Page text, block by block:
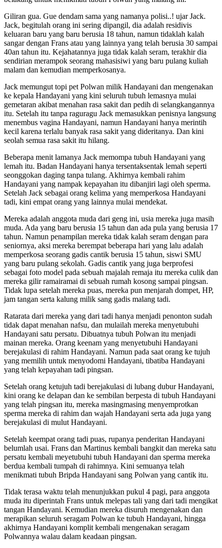
Giliran gua. Gue dendam sama yang namanya polisi..! ujar Jack.
Jack, begitulah orang ini sering dipangil, dia adalah residivis
keluaran baru yang baru berusia 18 tahun, namun tidaklah kalah
sangar dengan Frans atau yang lainnya yang telah berusia 30 sampai
40an tahun itu. Kejahatannya juga tidak kalah seram, terakhir dia
sendirian merampok seorang mahasisiwi yang baru pulang kuliah
malam dan kemudian memperkosanya.
Jack memungut topi pet Polwan milik Handayani dan mengenakan
ke kepala Handayani yang kini seluruh tubuh lemasnya mulai
gemetaran akibat menahan rasa sakit dan pedih di selangkangannya
itu. Setelah itu tanpa raguragu Jack memasukkan penisnya langsung
menembus vagina Handayani, namun Handayani hanya merintih
kecil karena terlalu banyak rasa sakit yang dideritanya. Dan kini
seolah semua rasa sakit itu hilang.
Beberapa menit lamanya Jack memompa tubuh Handayani yang
lemah itu. Badan Handayani hanya tersentaksentak lemah seperti
seonggokan daging tanpa tulang. Akhirnya kembali rahim
Handayani yang nampak kepayahan itu dibanjiri lagi oleh sperma.
Setelah Jack sebagai orang kelima yang memperkosa Handayani
tadi, kini empat orang yang lainnya mulai mendekat.
Mereka adalah anggota muda dari geng ini, usia mereka juga masih
muda. Ada yang baru berusia 15 tahun dan ada pula yang berusia 17
tahun. Namun penampilan mereka tidak kalah seram dengan para
seniornya, aksi mereka berempat beberapa hari yang lalu adalah
memperkosa seorang gadis cantik berusia 15 tahun, siswi SMU
yang baru pulang sekolah. Gadis cantik yang juga berprofesi
sebagai foto model pada sebuah majalah remaja itu mereka culik dan
mereka gilir ramairamai di sebuah rumah kosong sampai pingsan.
Tidak lupa setelah mereka puas, mereka pun menjarah dompet, HP,
jam tangan serta kalung milik sang gadis malang tadi.
Ratarata dari mereka yang dari tadi hanya menjadi penonton sudah
tidak dapat menahan nafsu, dan mulailah mereka menyetubuhi
Handayani satu persatu. Dibuatnya tubuh Polwan itu menjadi
mainan mereka. Orang keenam yang menyetubuhi Handayani
berejakulasi di rahim Handayani. Namun pada saat orang ke tujuh
yang memilih untuk menyodomi Handayani, tibatiba Handayani
yang telah kepayahan tadi pingsan.
Setelah orang ketujuh tadi berejakulasi di lubang dubur Handayani,
kini orang ke delapan dan ke sembilan berpesta di tubuh Handayani
yang telah pingsan itu, mereka masingmasing menyemprotkan
sperma mereka di rahim dan wajah Handayani serta ada juga yang
berejakulasi di mulut Handayani.
Setelah keempat orang tadi puas, rupanya penderitan Handayani
belumlah usai. Frans dan Martinus kembali bangkit dan mereka satu
persatu kembali meyetubuhi tubuh Handayani dan sperma mereka
berdua kembali tumpah di rahimnya. Kini semuanya telah
menikmati tubuh Bripda Handayani sang Polwan yang cantik itu.
Tidak terasa waktu telah menunjukkan pukul 4 pagi, para anggota
muda itu diperintah Frans untuk melepas tali yang dari tadi mengikat
tangan Handayani. Kemudian mereka disuruh mengenakan dan
merapikan seluruh seragam Polwan ke tubuh Handayani, hingga
akhirnya Handayani komplit kembali mengenakan seragam
Polwannya walau dalam keadaan pingsan.